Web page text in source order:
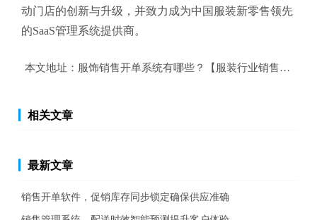
动门店的创新与升级，并致力成为中国服装新零售领先
的SaaS管理系统提供商。
本文地址： 服饰销售开单系统有哪些？【服装行业销售管理平
相关文章
最新文章
销售开单软件，促销库存同步锁定确保供应准确